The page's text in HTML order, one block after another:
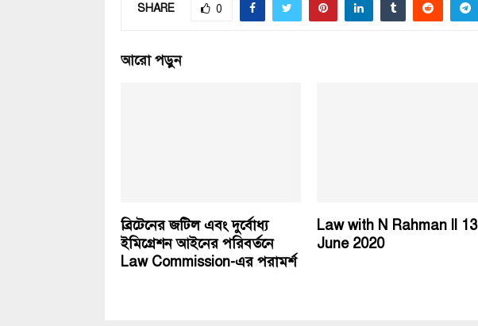
SHARE 0
আরো পড়ুন
ব্রিটেনের জটিল এবং দুর্বোধ্য
ইমিগ্রেশন আইনের পরিবর্তনে
Law Commission-এর পরামর্শ
Law with N Rahman ll 13
June 2020